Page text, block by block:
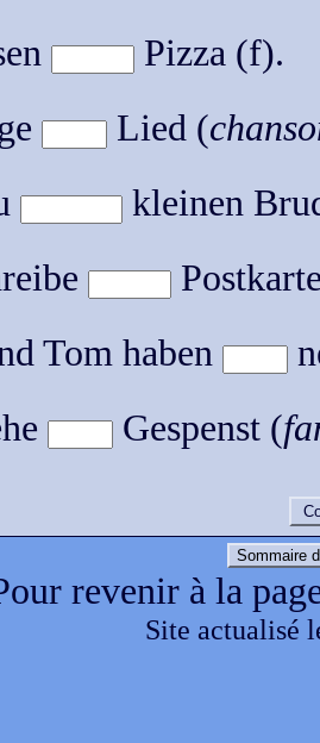
Pizza (f).
Lied (
kleinen
Tom haben
Gespenst (
Sommaire
revenir à la
Site actualisé